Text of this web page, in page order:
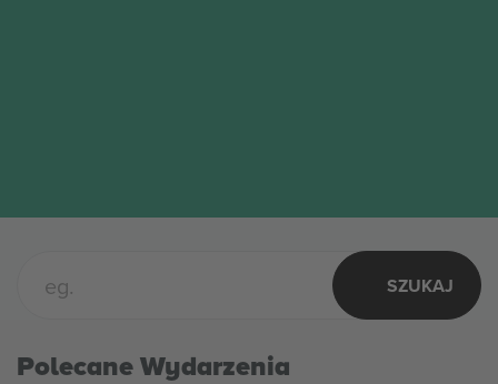
SZUKAJ
Polecane Wydarzenia